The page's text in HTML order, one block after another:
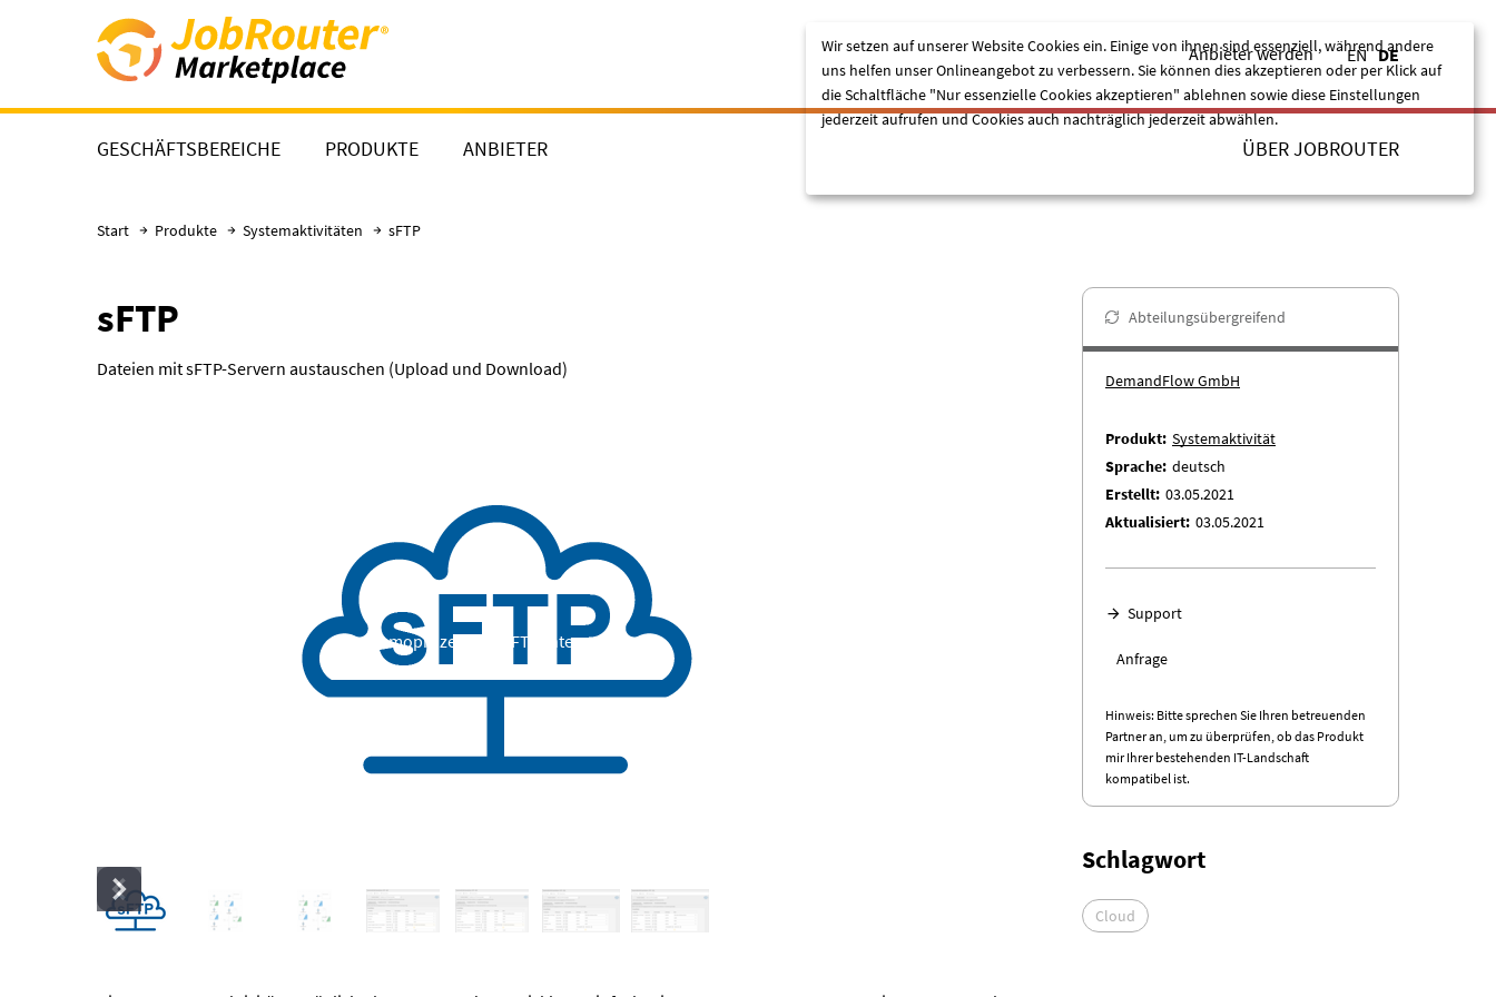
Direkt zum Hauptinhalt
Anbieter werden
EN DE
GESCHÄFTSBEREICHE PRODUKTE ANBIETER ÜBER JOBROUTER
Start Produkte Systemaktivitäten sFTP
sFTP
Dateien mit sFTP-Servern austauschen (Upload und Download)
Demoprozess mit sFTP-Integration
Abteilungsübergreifend
DemandFlow GmbH
Produkt Systemaktivität
Sprache deutsch
Erstellt 03.05.2021
Aktualisiert 03.05.2021
Support
Anfrage
Hinweis: Bitte sprechen Sie Ihren betreuenden
Partner an, um zu überprüfen, ob das Produkt
mir Ihrer bestehenden IT-Landschaft
kompatibel ist.
Schlagwort
Cloud
Wir setzen auf unserer Website Cookies ein. Einige von ihnen sind essenziell, während andere
uns helfen unser Onlineangebot zu verbessern. Sie können dies akzeptieren oder per Klick auf
die Schaltfläche "Nur essenzielle Cookies akzeptieren" ablehnen sowie diese Einstellungen
jederzeit aufrufen und Cookies auch nachträglich jederzeit abwählen.